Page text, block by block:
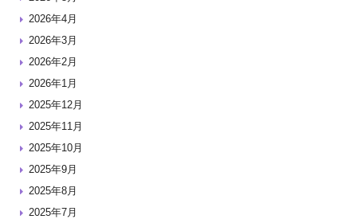
2026年4月
2026年3月
2026年2月
2026年1月
2025年12月
2025年11月
2025年10月
2025年9月
2025年8月
2025年7月